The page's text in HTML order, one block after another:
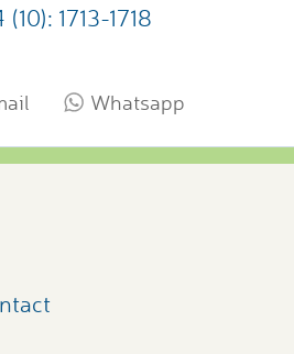
1713-1718​
Whatsapp